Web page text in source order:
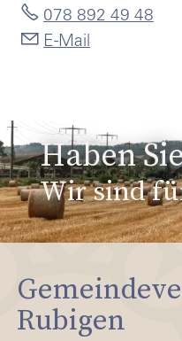
078 892 49 48
E-Mail
Haben
Wir sind
Rubigen